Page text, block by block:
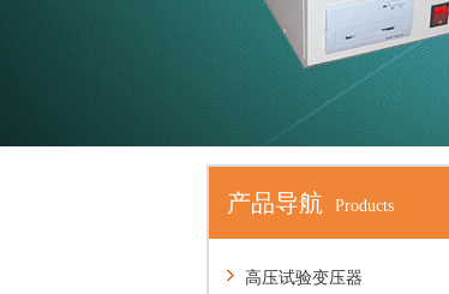
产品导航 Products
高压试验变压器